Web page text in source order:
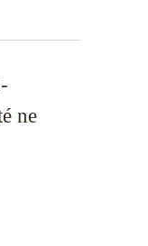
ne